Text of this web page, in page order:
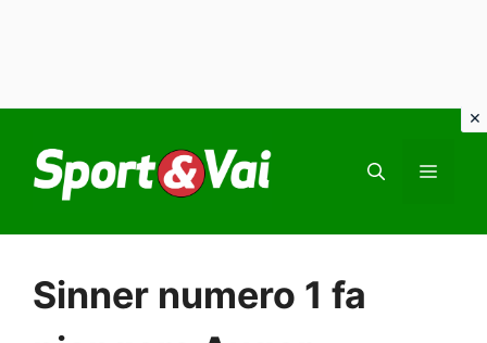
contenuto
Sinner numero 1 fa